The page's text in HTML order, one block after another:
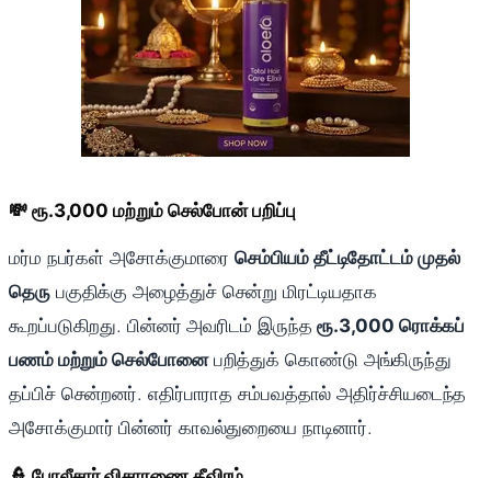
💸 ரூ.3,000 மற்றும் செல்போன் பறிப்பு
மர்ம நபர்கள் அசோக்குமாரைசெம்பியம் தீட்டிதோட்டம் முதல்
தெருபகுதிக்கு அழைத்துச் சென்று மிரட்டியதாக
கூறப்படுகிறது. பின்னர் அவரிடம் இருந்தரூ.3,000 ரொக்கப்
பணம் மற்றும் செல்போனைபறித்துக் கொண்டு அங்கிருந்து
தப்பிச் சென்றனர். எதிர்பாராத சம்பவத்தால் அதிர்ச்சியடைந்த
அசோக்குமார் பின்னர் காவல்துறையை நாடினார்.